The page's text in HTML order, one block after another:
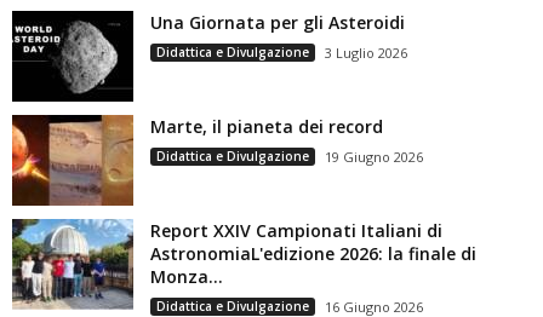
Una Giornata per gli Asteroidi
Didattica e Divulgazione 3 Luglio 2026
Marte, il pianeta dei record
Didattica e Divulgazione 19 Giugno 2026
Report XXIV Campionati Italiani di
AstronomiaL'edizione 2026: la finale di
Monza...
Didattica e Divulgazione 16 Giugno 2026